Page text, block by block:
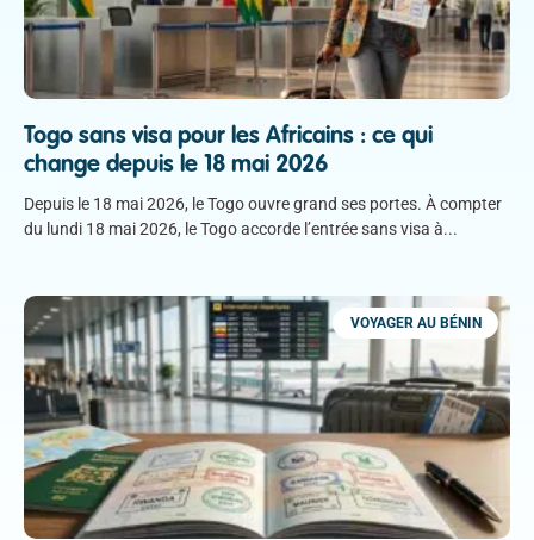
Togo sans visa pour les Africains : ce qui
change depuis le 18 mai 2026
Depuis le 18 mai 2026, le Togo ouvre grand ses portes. À compter
du lundi 18 mai 2026, le Togo accorde l’entrée sans visa à
VOYAGER AU BÉNIN